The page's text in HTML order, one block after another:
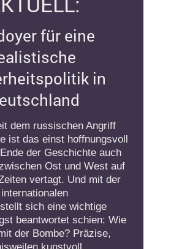
für eine
in
dem russischen Angriff
ist das einst hoffnungsvoll
der Geschichte auch
Ost und West auf
vertagt. Und mit der
sich eine wichtige
beantwortet schien: Wie
der Bombe? Präzise,
kunstvoll